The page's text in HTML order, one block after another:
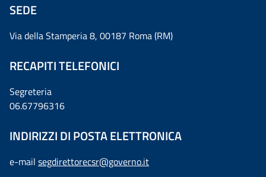
SEDE
Via della Stamperia 8, 00187 Roma (RM)
RECAPITI TELEFONICI
Segreteria
06.67796316
INDIRIZZI DI POSTA ELETTRONICA
e-mail segdirettorecsr@governo.it